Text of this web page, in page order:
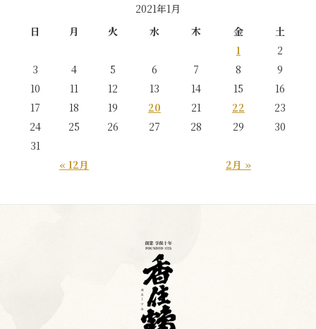
2021年1月
日
月 火 水 木 金 土
« 12月 2月 »
1
2
3
4 5 6 7 8
9
10
11 12 13 14 15
16
17
18 19 20 21 22
23
24
25 26 27 28 29
30
31